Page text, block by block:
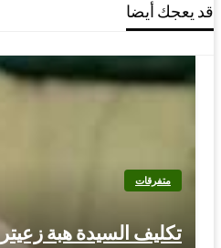
قد يعجك أيضا
متفرقات
تكليف السيدة هبة